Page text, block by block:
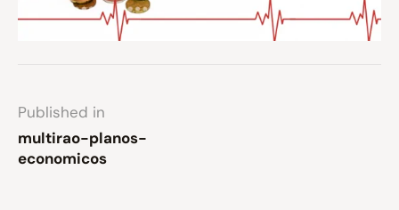
Published in
multirao-planos-
economicos